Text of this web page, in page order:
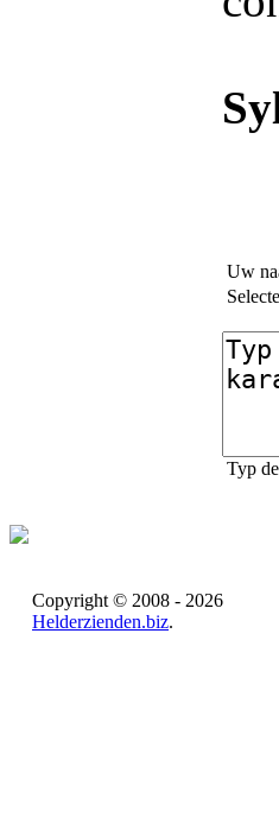
Uw
Typ
Copyright © 2008 - 2026
Helderzienden.biz.